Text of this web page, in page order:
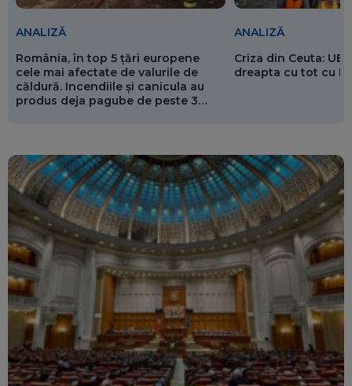
ANALIZĂ
România, în top 5 țări europene
cele mai afectate de valurile de
căldură. Incendiile și canicula au
produs deja pagube de peste 3
ANALIZĂ
Criza din Ceuta: UE
dreapta cu tot cu